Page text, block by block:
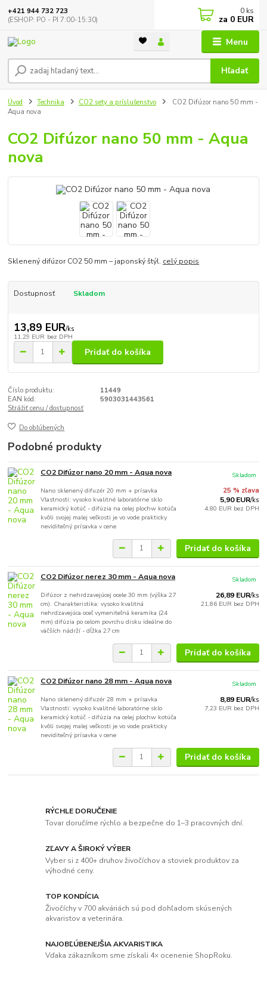
Menu
Hľadať
+421 944 732 723
(ESHOP: PO - PI 7:00-15:30)
0 ks
za 0 EUR
Úvod Technika CO2 sety a príslušenstvo
CO2 Difúzor nano 50 mm -
Aqua nova
CO2 Difúzor nano 50 mm - Aqua
nova
Sklenený difúzor CO2 50 mm – japonský štýl. celý popis
Dostupnosť Skladom
13,89 EUR/ks
11,29 EUR bez DPH
Pridať do košíka
Číslo produktu:
11449
EAN kód:
5903031443561
Strážiť cenu / dostupnosť
Do obľúbených
Podobné produkty
CO2 Difúzor nano 20 mm - Aqua nova
Nano sklenený difuzér 20 mm + prísavka
Vlastnosti: vysoko kvalitné laboratórne sklo
keramický kotúč - difúzia na celej plochw kotúča
kvôli svojej malej veľkosti je vo vode prakticky
neviditeľný prísavka v cene
25 % zľava
5,90 EUR/ks
4,80 EUR bez DPH
Skladom
Pridať do košíka
CO2 Difúzor nerez 30 mm - Aqua nova
Difúzor z nehrdzavejúcej ocele 30 mm (výška 27
cm). Charakteristika: vysoko kvalitná
nehrdzavejúca oceľ vymeniteľná keramika (24
mm) difúzia po celom povrchu disku ideálne do
väčších nádrží - dĺžka 27 cm
26,89 EUR/ks
21,86 EUR bez DPH
Skladom
Pridať do košíka
CO2 Difúzor nano 28 mm - Aqua nova
Nano sklenený difuzér 28 mm + prísavka
Vlastnosti: vysoko kvalitné laboratórne sklo
keramický kotúč - difúzia na celej plochw kotúča
kvôli svojej malej veľkosti je vo vode prakticky
neviditeľný prísavka v cene
8,89 EUR/ks
7,23 EUR bez DPH
Skladom
Pridať do košíka
RÝCHLE DORUČENIE
Tovar doručíme rýchlo a bezpečne do 1–3 pracovných dní.
ZĽAVY A ŠIROKÝ VÝBER
Vyber si z 400+ druhov živočíchov a stoviek produktov za
výhodné ceny.
TOP KONDÍCIA
Živočíchy v 700 akváriách sú pod dohľadom skúsených
akvaristov a veterinára.
NAJOBĽÚBENEJŠIA AKVARISTIKA
Vďaka zákazníkom sme získali 4× ocenenie ShopRoku.